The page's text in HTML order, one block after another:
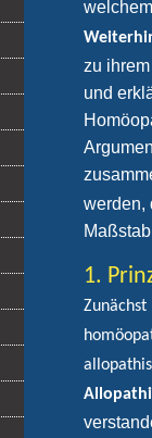
zu
und
werden,
1.